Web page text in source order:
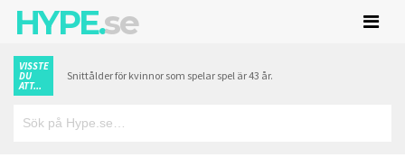
HYPE.se
VISSTE
DU
ATT...
Snittålder för kvinnor som spelar spel är 43 år.